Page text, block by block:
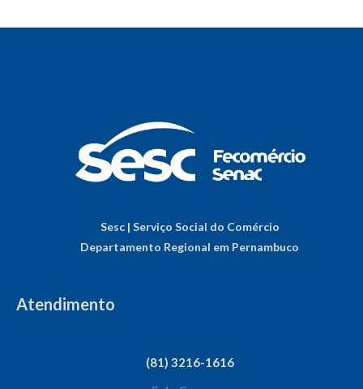
Sesc | Serviço Social do Comércio
Departamento Regional em Pernambuco
Atendimento
(81) 3216-1616